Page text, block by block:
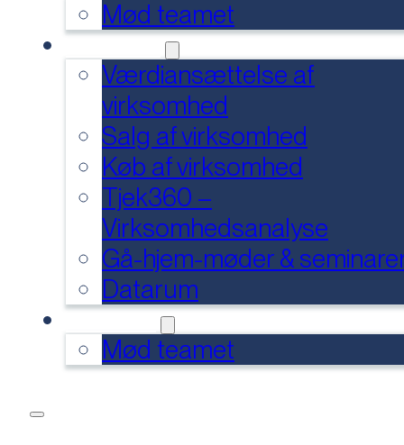
Mød teamet
Værdiansættelse af
virksomhed
Salg af virksomhed
Køb af virksomhed
Tjek360 –
Virksomhedsanalyse
Gå-hjem-møder &
Datarum
Mød teamet